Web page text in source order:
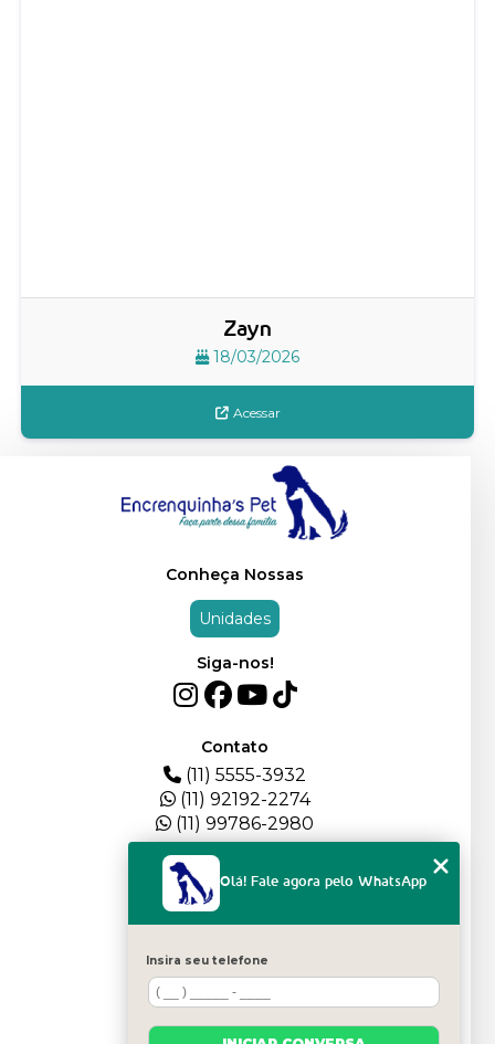
Zayn
18/03/2026
Acessar
Conheça Nossas
Unidades
Siga-nos!
Contato
(11) 5555-3932
(11) 92192-2274
(11) 99786-2980
QUEM SOMOS
PLANTEL
BLOG
SERVIÇOS
Olá! Fale agora pelo WhatsApp
Insira seu telefone